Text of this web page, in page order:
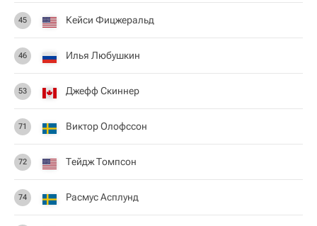
45 Кейси Фицжеральд
46 Илья Любушкин
53 Джефф Скиннер
71 Виктор Олофссон
72 Тейдж Томпсон
74 Расмус Асплунд